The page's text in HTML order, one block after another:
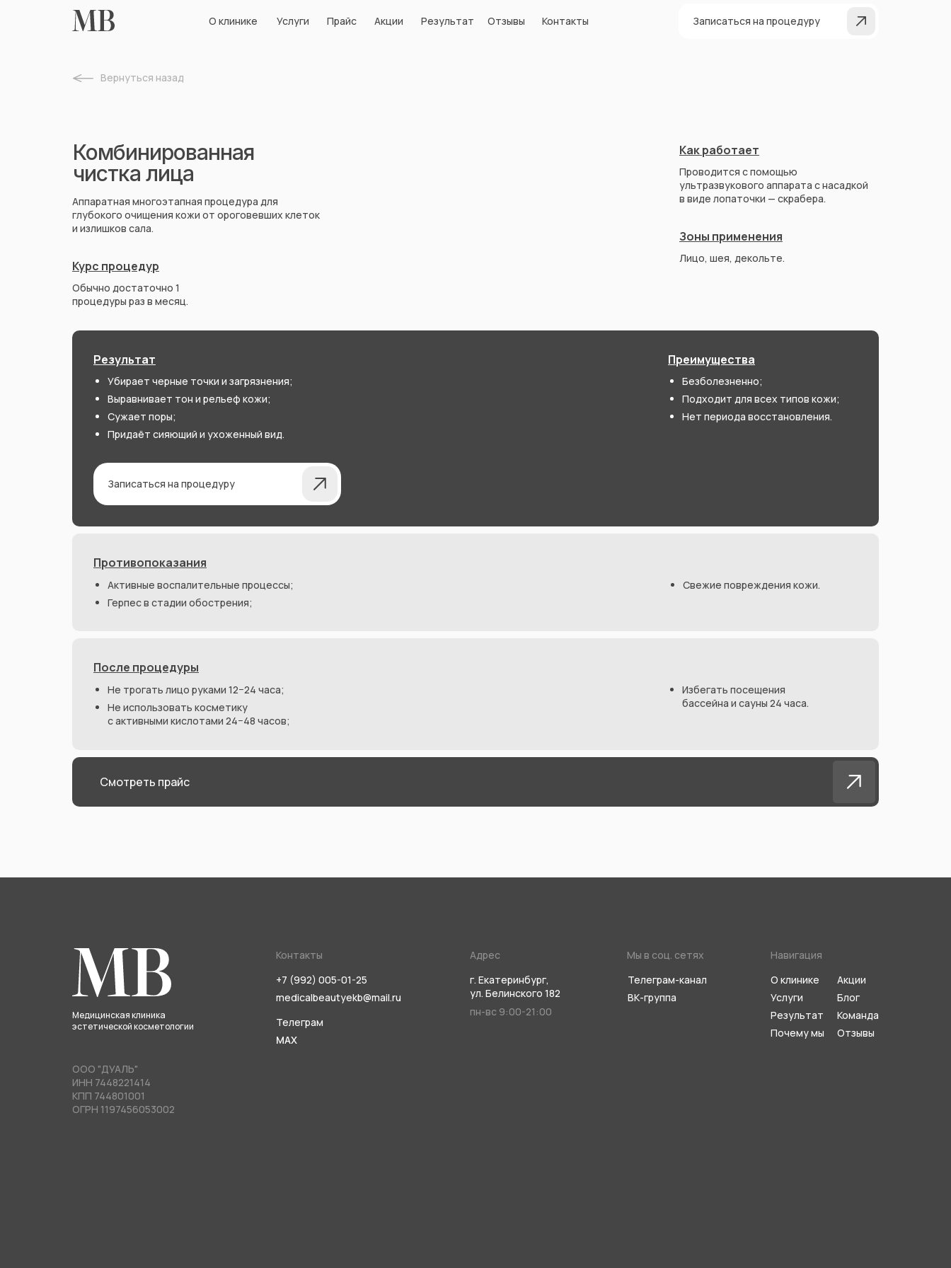
Отзывы Контакты
Акции Результат
Услуги Прайс
О клинике Отзывы Контакты
Акции Результат
Услуги Прайс Записаться на процедуру
Комбинированная
чистка лица
Обычно достаточно 1
процедуры раз в месяц.
Курс процедур
Аппаратная многоэтапная процедура для
глубокого очищения кожи от ороговевших клеток
и излишков сала.
Как работает
Проводится с помощью
ультразвукового аппарата с насадкой
в виде лопаточки — скрабера.
Лицо, шея, декольте.
Зоны применения
Безболезненно;
Подходит для всех типов кожи;
Нет периода восстановления.
Преимущества
Избегать посещения
бассейна и сауны 24 часа.
Свежие повреждения кожи.
Придаёт сияющий и ухоженный вид.
Сужает поры;
Выравнивает тон и рельеф кожи;
Убирает черные точки и загрязнения;
Результат
Записаться на процедуру
Не использовать косметику
с активными кислотами 24−48 часов;
Не трогать лицо руками 12−24 часа;
После процедуры
Смотреть прайс
Герпес в стадии обострения;
Активные воспалительные процессы;
Противопоказания
Вернуться назад
Результат
Услуги
О клинике
Почему мы
Блог
Акции
Отзывы
Команда
Навигация
Медицинская клиника
эстетической косметологии
пн-вс 9:00-21:00
г. Екатеринбург,
ул. Белинского 182
Адрес
Телеграм-канал
ВК-группа
Мы в соц. сетях
ООО "ДУАЛЬ"
ИНН 7448221414
КПП 744801001
ОГРН 1197456053002
+7 (992) 005-01-25
medicalbeautyekb@mail.ru
MAX
Телеграм
Контакты